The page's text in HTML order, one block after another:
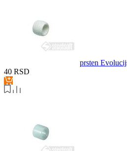
prsten
40 RSD